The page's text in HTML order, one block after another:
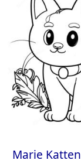
Marie